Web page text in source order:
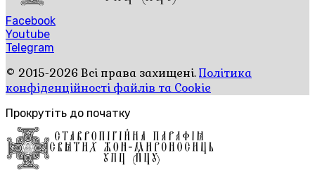
Facebook
Youtube
Telegram
© 2015-2026 Всі права захищені.Політика
конфіденційності файлів та Cookie
Прокрутіть до початку